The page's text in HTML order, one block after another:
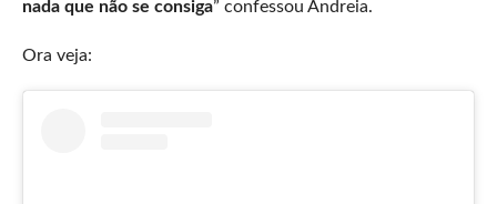
nada que não se consiga” confessou Andreia.
Ora veja: